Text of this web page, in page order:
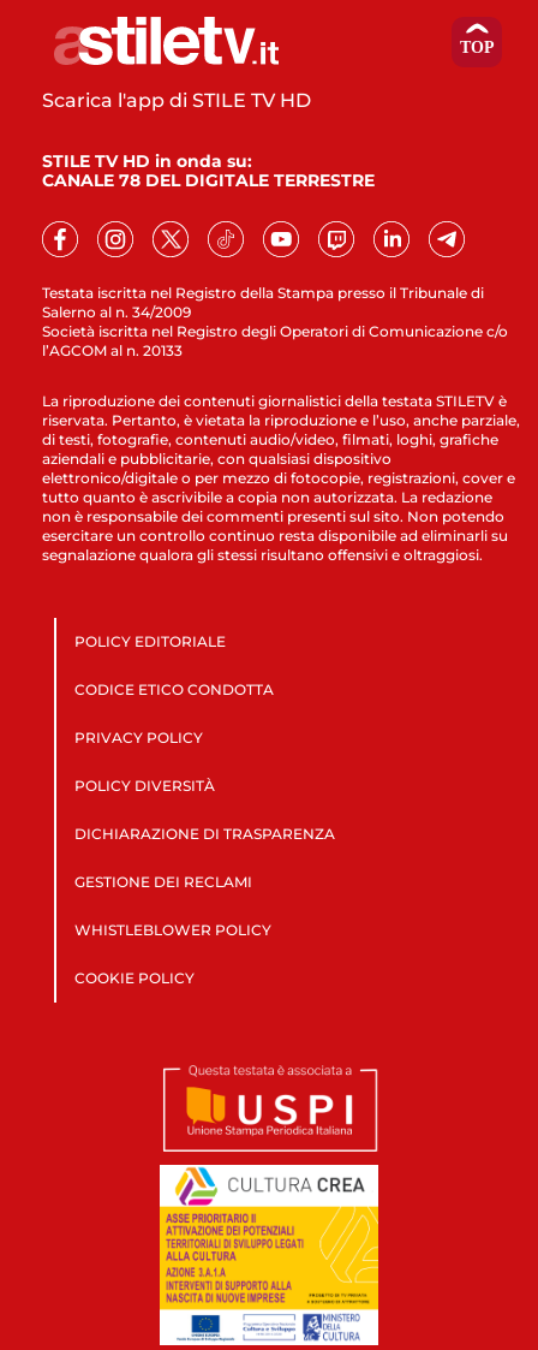
Testata iscritta nel Registro della Stampa presso il Tribunale di
Salerno al n. 34/2009
Società iscritta nel Registro degli Operatori di Comunicazione c/o
l’AGCOM al n. 20133
Scarica l'app di STILE TV HD
STILE TV HD in onda su:
CANALE 78 DEL DIGITALE TERRESTRE
La riproduzione dei contenuti giornalistici della testata STILETV è
riservata. Pertanto, è vietata la riproduzione e l’uso, anche parziale,
di testi, fotografie, contenuti audio/video, filmati, loghi, grafiche
aziendali e pubblicitarie, con qualsiasi dispositivo
elettronico/digitale o per mezzo di fotocopie, registrazioni, cover e
tutto quanto è ascrivibile a copia non autorizzata. La redazione
non è responsabile dei commenti presenti sul sito. Non potendo
esercitare un controllo continuo resta disponibile ad eliminarli su
segnalazione qualora gli stessi risultano offensivi e oltraggiosi.
POLICY EDITORIALE
CODICE ETICO CONDOTTA
PRIVACY POLICY
POLICY DIVERSITÀ
DICHIARAZIONE DI TRASPARENZA
GESTIONE DEI RECLAMI
WHISTLEBLOWER POLICY
COOKIE POLICY